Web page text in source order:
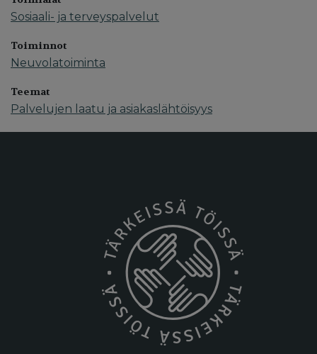
Sosiaali- ja terveyspalvelut
Toiminnot
Neuvolatoiminta
Teemat
Palvelujen laatu ja asiakaslähtöisyys